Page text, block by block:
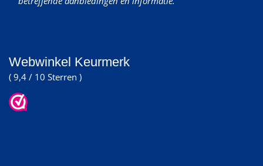
Webwinkel Keurmerk
( 9,4 / 10 Sterren )